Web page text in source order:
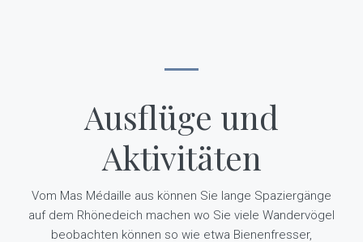
Ausflüge und
Aktivitäten
Vom Mas Médaille aus können Sie lange Spaziergänge
auf dem Rhönedeich machen wo Sie viele Wandervögel
beobachten können so wie etwa Bienenfresser,